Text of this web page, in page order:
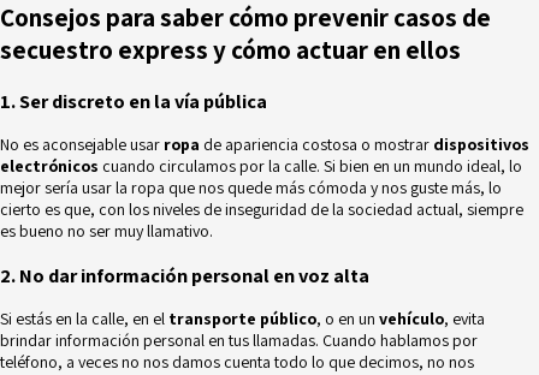
Consejos para saber cómo prevenir casos de
secuestro express y cómo actuar en ellos
1. Ser discreto en la vía pública
No es aconsejable usar ropa de apariencia costosa o mostrar dispositivos
electrónicos cuando circulamos por la calle. Si bien en un mundo ideal, lo
mejor sería usar la ropa que nos quede más cómoda y nos guste más, lo
cierto es que, con los niveles de inseguridad de la sociedad actual, siempre
es bueno no ser muy llamativo.
2. No dar información personal en voz alta
Si estás en la calle, en el transporte público, o en un vehículo, evita
brindar información personal en tus llamadas. Cuando hablamos por
teléfono, a veces no nos damos cuenta todo lo que decimos, no nos